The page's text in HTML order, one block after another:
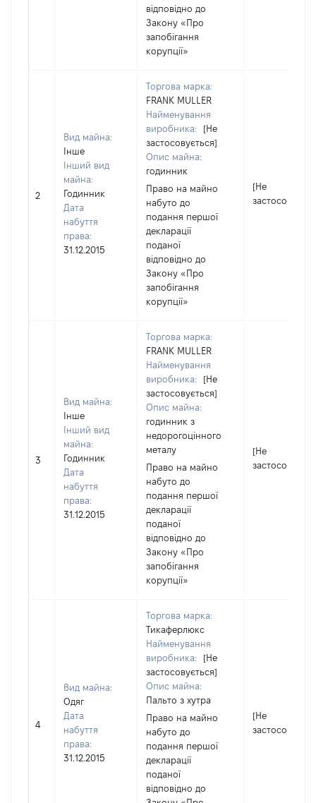
відповідно до
Закону «Про
запобігання
корупції»
2
Вид майна:
Інше
Інший вид
майна:
Годинник
Дата
набуття
права:
31.12.2015
Торгова марка:
FRANK MULLER
Найменування
виробника:
[Не
застосовується]
Опис майна:
годинник
Право на майно
набуто до
подання першої
декларації
поданої
відповідно до
Закону «Про
запобігання
корупції»
[Не
3
Вид майна:
Інше
Інший вид
майна:
Годинник
Дата
набуття
права:
31.12.2015
Торгова марка:
FRANK MULLER
Найменування
виробника:
[Не
застосовується]
Опис майна:
годинник з
недорогоцінного
металу
Право на майно
набуто до
подання першої
декларації
поданої
відповідно до
Закону «Про
запобігання
корупції»
[Не
4
Вид майна:
Одяг
Дата
набуття
права:
31.12.2015
Торгова марка:
Тикаферлюкс
Найменування
виробника:
[Не
застосовується]
Опис майна:
Пальто з хутра
Право на майно
набуто до
подання першої
декларації
поданої
відповідно до
[Не